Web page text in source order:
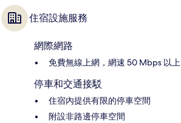
住宿設施服務
網際網路
免費無線上網，網速 50 Mbps 以上
停車和交通接駁
住宿內提供有限的停車空間
附設非路邊停車空間